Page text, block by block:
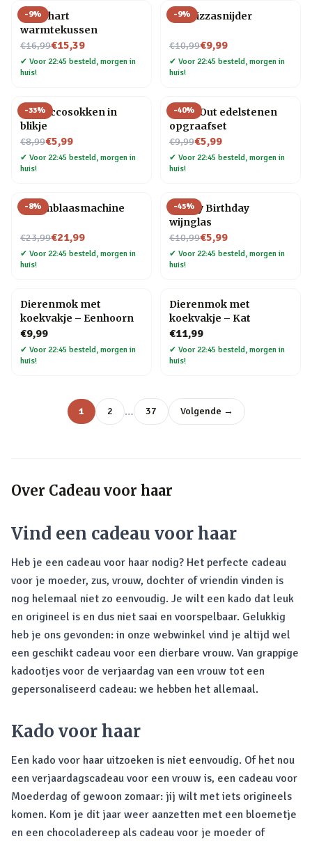
-9%
Rood hart
warmtekussen
€16,99
Nu voor€15,39
✔ Voor 22:45 besteld, morgen in
huis!
-9%
Kat Pizzasnijder
€10,99
Nu voor€9,99
✔ Voor 22:45 besteld, morgen in
huis!
-33%
Proseccosokken in
blikje
€8,99
Nu voor€5,99
✔ Voor 22:45 besteld, morgen in
huis!
-40%
Dig It Out edelstenen
opgraafset
€9,99
Nu voor€5,99
✔ Voor 22:45 besteld, morgen in
huis!
-8%
Bellenblaasmachine
€23,99
Nu voor€21,99
✔ Voor 22:45 besteld, morgen in
huis!
-45%
Happy Birthday
wijnglas
€10,99
Nu voor€5,99
✔ Voor 22:45 besteld, morgen in
huis!
Dierenmok met
koekvakje – Eenhoorn
€9,99
✔ Voor 22:45 besteld, morgen in
huis!
Dierenmok met
koekvakje – Kat
€11,99
✔ Voor 22:45 besteld, morgen in
huis!
1 2 … 37 Volgende →
Over Cadeau voor haar
Vind een cadeau voor haar
Heb je een cadeau voor haar nodig? Het perfecte cadeau
voor je moeder, zus, vrouw, dochter of vriendin vinden is
nog helemaal niet zo eenvoudig. Je wilt een kado dat leuk
en origineel is en dus niet saai en voorspelbaar. Gelukkig
heb je ons gevonden: in onze webwinkel vind je altijd wel
een geschikt cadeau voor een dierbare vrouw. Van grappige
kadootjes voor de verjaardag van een vrouw tot een
gepersonaliseerd cadeau: we hebben het allemaal.
Kado voor haar
Een kado voor haar uitzoeken is niet eenvoudig. Of het nou
een verjaardagscadeau voor een vrouw is, een cadeau voor
Moederdag of gewoon zomaar: jij wilt met iets origineels
komen. Kom je dit jaar weer aanzetten met een bloemetje
en een chocoladereep als cadeau voor je moeder of